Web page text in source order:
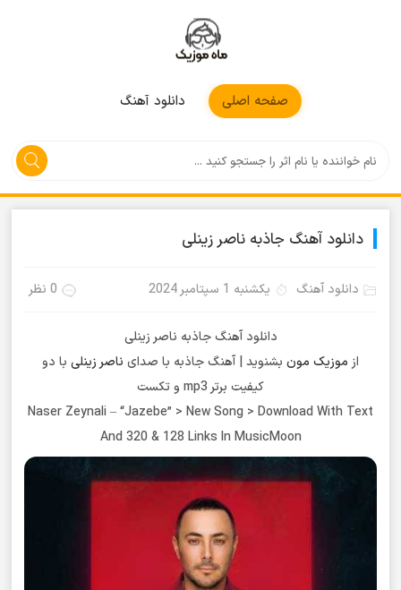
صفحه اصلی دانلود آهنگ
دانلود آهنگ جاذبه ناصر زینلی
دانلود آهنگ یکشنبه 1 سپتامبر 2024 0 نظر
دانلود آهنگ جاذبه ناصر زینلی
از موزیک مون بشنوید | آهنگ جاذبه با صدای ناصر زینلی با دو
کیفیت برتر mp3 و تکست
Naser Zeynali – “Jazebe” > New Song > Download With Text
And 320 & 128 Links In MusicMoon